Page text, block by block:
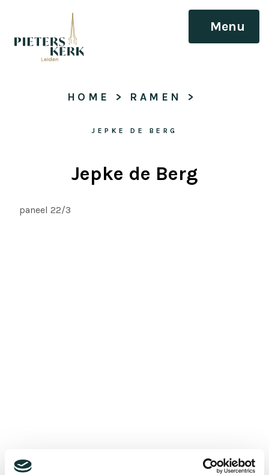
Menu
HOME > RAMEN >
JEPKE DE BERG
Jepke de Berg
paneel 22/3